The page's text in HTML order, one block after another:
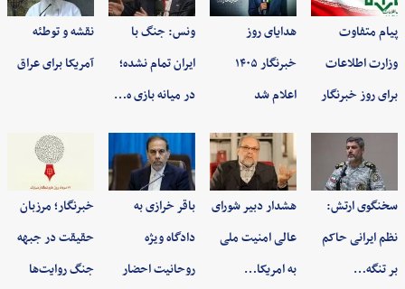
پیام متفاوت
وزارت اطلاعات
برای روز خبرنگار
هدایای روز
خبرنگار ۱۴۰۵
اعلام شد
ونس: جنگ با
ایران تمام نشده؛
در میانه بازی ه…
نقشه و توطئه
آمریکا برای عراق
سخنگوی ارتش:
نظم ایرانی حاکم
بر تنگه…
هشدار دبیر شورای
عالی امنیت ملی
به امریکا…
باقر خرازی به
دادگاه ویژه
روحانیت احضار
خبرنگار؛ مرزبان
حقیقت در جبهه
جنگ روایت‌ها